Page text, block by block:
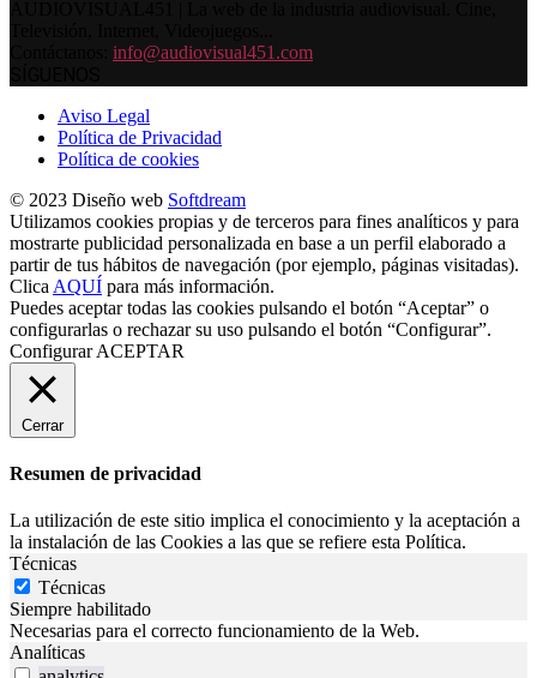
info@audiovisual451.com
Aviso Legal
Política de Privacidad
Política de cookies
© 2023 Diseño web Softdream
Utilizamos cookies propias y de terceros para fines analíticos y para
mostrarte publicidad personalizada en base a un perfil elaborado a
partir de tus hábitos de navegación (por ejemplo, páginas visitadas).
Clica AQUÍ para más información.
Puedes aceptar todas las cookies pulsando el botón “Aceptar” o
configurarlas o rechazar su uso pulsando el botón “Configurar”.
Configurar ACEPTAR
Cerrar
Resumen de privacidad
La utilización de este sitio implica el conocimiento y la aceptación a
la instalación de las Cookies a las que se refiere esta Política.
Técnicas
Técnicas
Siempre habilitado
Necesarias para el correcto funcionamiento de la Web.
Analíticas